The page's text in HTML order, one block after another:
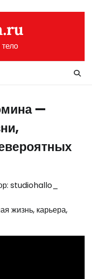
—
studiohallo_